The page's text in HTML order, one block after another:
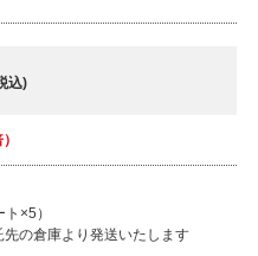
込)
×5）
の倉庫より発送いたします